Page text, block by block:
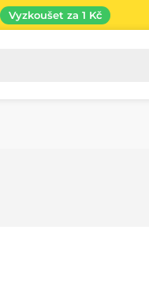
Vyzkoušet za 1 Kč